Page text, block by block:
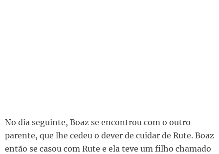
No dia seguinte, Boaz se encontrou com o outro
parente, que lhe cedeu o dever de cuidar de Rute. Boaz
então se casou com Rute e ela teve um filho chamado